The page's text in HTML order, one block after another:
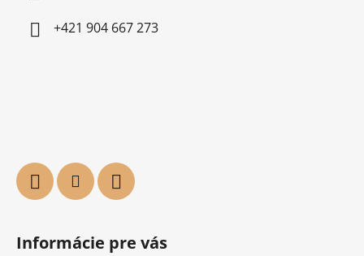
+421 904 667 273
Informácie pre vás